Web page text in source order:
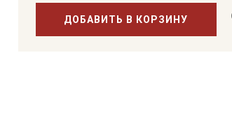
ДОБАВИТЬ В КОРЗИНУ